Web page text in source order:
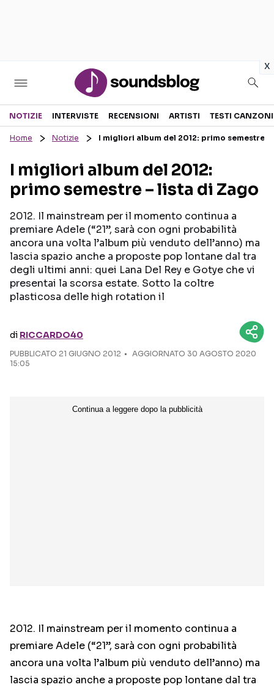
x
Sezioni
RECENSIONI MUSICALI
INTERVISTE
GOSSIP E CURIOSITÀ
TESTI CANZONI
TOUR ED EVENTI
TALENT SHOW
Seguici sui social
NOTIZIE INTERVISTE RECENSIONI ARTISTI TESTI CANZONI
Home Notizie I migliori album del 2012: primo semestre
I migliori album del 2012:
primo semestre – lista di Zago
2012. Il mainstream per il momento continua a
premiare Adele (“21”, sarà con ogni probabilità
ancora una volta l’album più venduto dell’anno) ma
lascia spazio anche a proposte pop lontane dal tra
degli ultimi anni: quei Lana Del Rey e Gotye che vi
presentai la scorsa estate. Sotto la coltre
plasticosa delle high rotation il
di RICCARDO40
PUBBLICATO 21 GIUGNO 2012
AGGIORNATO 30 AGOSTO 2020
15:05
2012. Il mainstream per il momento continua a
premiare Adele (“21”, sarà con ogni probabilità
ancora una volta l’album più venduto dell’anno) ma
lascia spazio anche a proposte pop lontane dal tra